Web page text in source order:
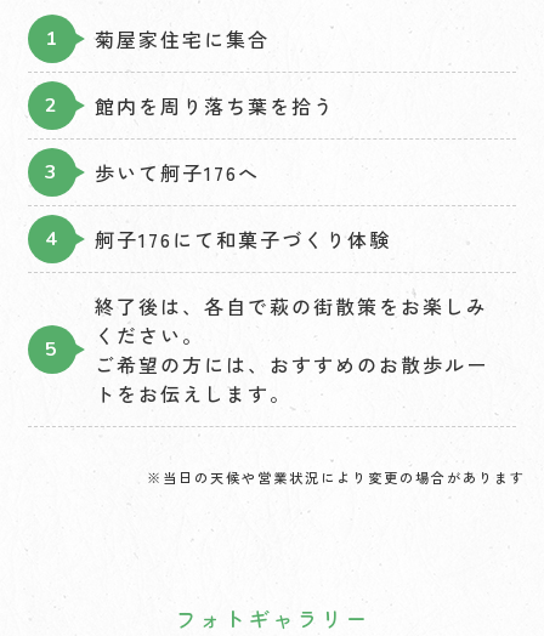
菊屋家住宅に集合
館内を周り落ち葉を拾う
歩いて舸子176へ
舸子176にて和菓子づくり体験
終了後は、各自で萩の街散策をお楽しみ
ください。
ご希望の方には、おすすめのお散歩ルー
トをお伝えします。
※当日の天候や営業状況により変更の場合があります
フォトギャラリー